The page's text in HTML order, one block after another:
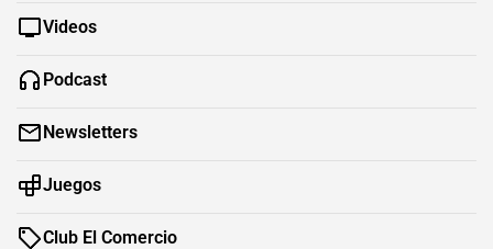
Videos
Podcast
Newsletters
Juegos
Club El Comercio